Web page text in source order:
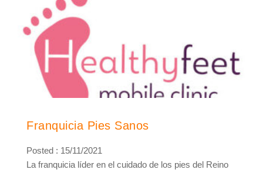
Franquicia Pies Sanos
Posted : 15/11/2021
La franquicia líder en el cuidado de los pies del Reino